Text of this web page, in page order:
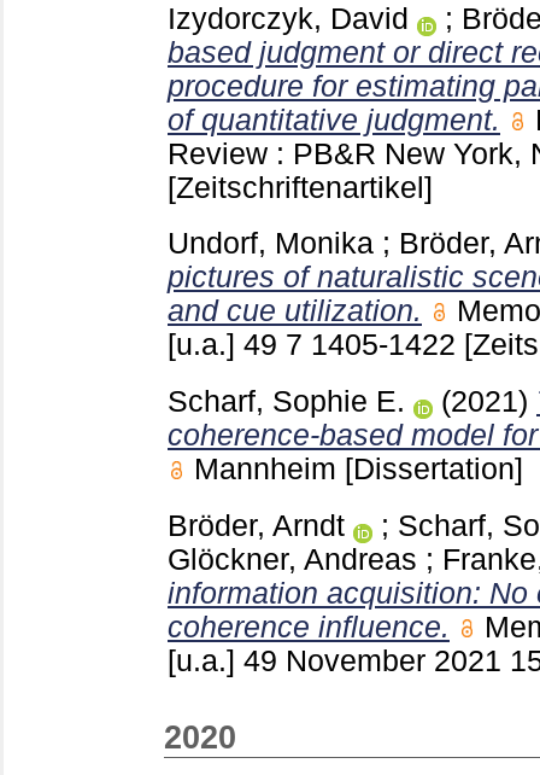
Izydorczyk, David ;
based judgment or direct
procedure for estimating
of quantitative judgment.
Review : PB&R New York,
[Zeitschriftenartikel]
Undorf, Monika ; Bröder,
pictures of naturalistic
and cue utilization.
[u.a.] 49 7 1405-1422
Scharf, Sophie E.
(2021)
coherence-based model
Mannheim [Dissertation]
Bröder, Arndt
; Scharf,
Glöckner, Andreas ;
information acquisition:
coherence influence.
[u.a.] 49 November 2021
2020